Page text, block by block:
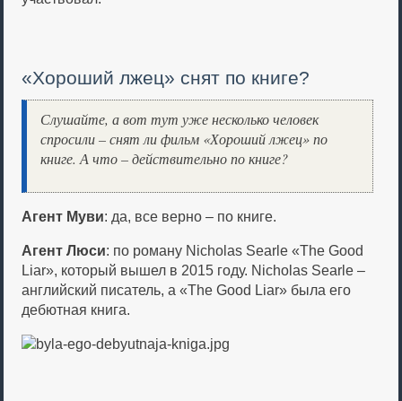
«Хороший лжец» снят по книге?
Слушайте, а вот тут уже несколько человек
спросили – снят ли фильм «Хороший лжец» по
книге. А что – действительно по книге?
Агент Муви: да, все верно – по книге.
Агент Люси: по роману Nicholas Searle «The Good
Liar», который вышел в 2015 году. Nicholas Searle –
английский писатель, а «The Good Liar» была его
дебютная книга.